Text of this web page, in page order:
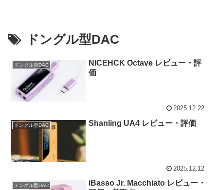
ドングル型DAC
ドングル型DAC
NICEHCK Octave レビュー・評
価
2025.12.22
ドングル型DAC Shanling UA4 レビュー・評価
2025.12.12
ドングル型DAC
iBasso Jr. Macchiato レビュー・